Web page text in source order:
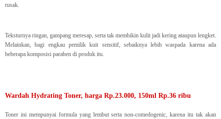
rusak.
Teksturnya ringan, gampang meresap, serta tak membikin kulit jadi kering ataupun lengket.
Melainkan, bagi engkau pemilik kuit sensitif, sebaiknya lebih waspada karena ada
beberapa komposisi paraben di produk itu.
Wardah Hydrating Toner, harga Rp.23.000, 150ml Rp.36 ribu
Toner ini mempunyai formula yang lembut serta non-comedogenic, karena itu tak akan